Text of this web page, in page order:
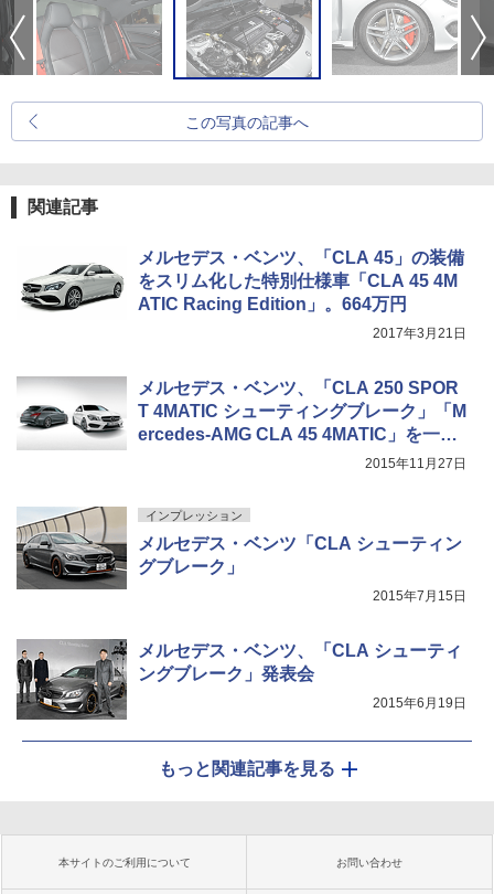
この写真の記事へ
関連記事
メルセデス・ベンツ、「CLA 45」の装備
をスリム化した特別仕様車「CLA 45 4M
ATIC Racing Edition」。664万円
2017年3月21日
メルセデス・ベンツ、「CLA 250 SPOR
T 4MATIC シューティングブレーク」「M
ercedes-AMG CLA 45 4MATIC」を一部
2015年11月27日
インプレッション
メルセデス・ベンツ「CLA シューティン
グブレーク」
2015年7月15日
メルセデス・ベンツ、「CLA シューティ
ングブレーク」発表会
2015年6月19日
もっと関連記事を見る
本サイトのご利用について お問い合わせ